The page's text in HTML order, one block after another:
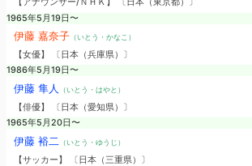
【アナウンサー/ＮＨＫ】 〔日本（東京都）〕
1965年5月19日〜
伊藤 嘉奈子（いとう・かなこ）
【女優】 〔日本（兵庫県）〕
1986年5月19日〜
伊藤 隼人 （いとう・はやと）
【俳優】 〔日本（愛知県）〕
1965年5月20日〜
伊藤 裕二 （いとう・ゆうじ）
【サッカー】 〔日本（三重県）〕